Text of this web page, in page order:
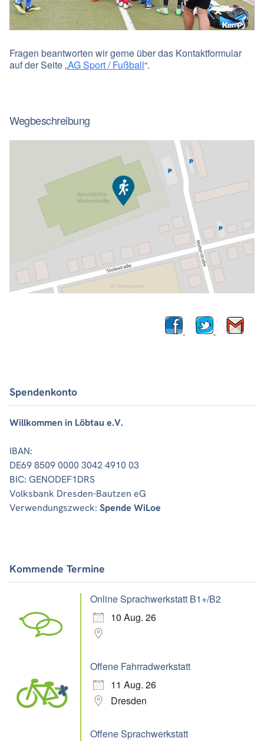
Fragen beantworten wir gerne über das Kontaktformular
auf der Seite „AG Sport / Fußball“.
Wegbeschreibung
Spendenkonto
Willkommen in Löbtau e.V.
IBAN:
DE69 8509 0000 3042 4910 03
BIC: GENODEF1DRS
Volksbank Dresden-Bautzen eG
Verwendungszweck: Spende WiLoe
Kommende Termine
Online Sprachwerkstatt B1+/B2
10 Aug. 26
Offene Fahrradwerkstatt
11 Aug. 26
Dresden
Offene Sprachwerkstatt